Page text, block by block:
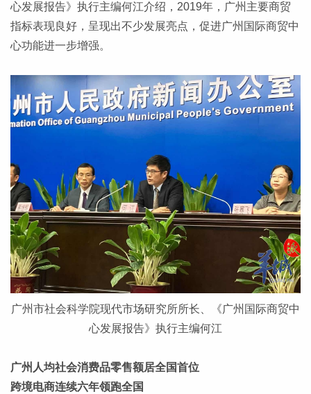
心发展报告》执行主编何江介绍，2019年，广州主要商贸
指标表现良好，呈现出不少发展亮点，促进广州国际商贸中
心功能进一步增强。
广州市社会科学院现代市场研究所所长、《广州国际商贸中
心发展报告》执行主编何江
广州人均社会消费品零售额居全国首位
跨境电商连续六年领跑全国